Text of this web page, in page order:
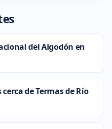
del Algodón en
de Termas de Río